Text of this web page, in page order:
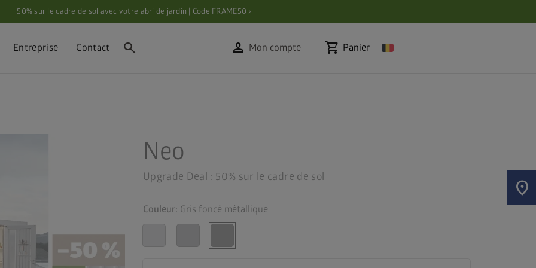
50% sur le cadre de sol avec votre abri de jardin | Code FRAME50 ›
Entreprise Contact search person Mon compte shopping_cart Panier
Neo
Upgrade Deal : 50% sur le cadre de sol
Couleur: Gris foncé métallique
location_on